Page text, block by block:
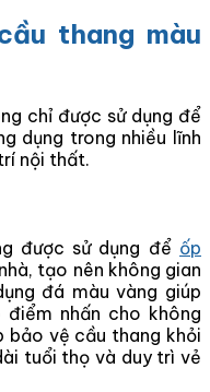
thang màu
chỉ được sử dụng để
dụng trong nhiều lĩnh
nội thất.
được sử dụng để ốp
tạo nên không gian
đá màu vàng giúp
nhấn cho không
bảo vệ cầu thang khỏi
tuổi thọ và duy trì vẻ